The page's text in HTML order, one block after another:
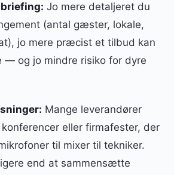
Jo mere detaljeret du
(antal gæster, lokale,
jo mere præcist et tilbud kan
— og jo mindre risiko for dyre
Mange leverandører
eller firmafester, der
til mixer til tekniker.
end at sammensætte